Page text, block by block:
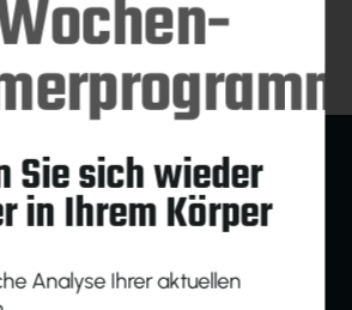
Sie sich wieder
in Ihrem Körper
Analyse Ihrer aktuellen